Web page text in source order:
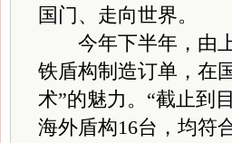
国门、走向世界。
今年下半年，由上
铁盾构制造订单，在
术”的魅力。“截止到
海外盾构16台，均符